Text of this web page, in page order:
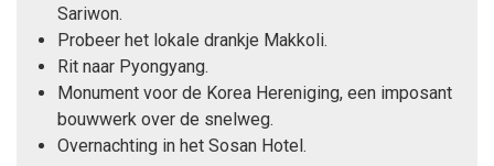
Sariwon.
Probeer het lokale drankje Makkoli.
Rit naar Pyongyang.
Monument voor de Korea Hereniging, een imposant
bouwwerk over de snelweg.
Overnachting in het Sosan Hotel.